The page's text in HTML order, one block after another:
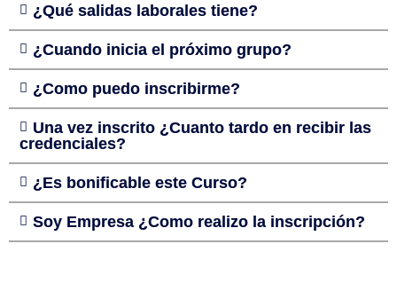
¿Qué salidas laborales tiene?
¿Cuando inicia el próximo grupo?
¿Como puedo inscribirme?
Una vez inscrito ¿Cuanto tardo en recibir las
credenciales?
¿Es bonificable este Curso?
Soy Empresa ¿Como realizo la inscripción?